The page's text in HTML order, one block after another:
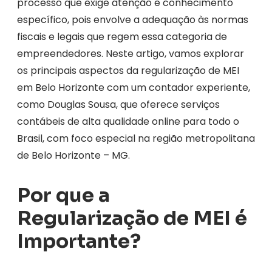
específico, pois envolve a adequação às normas
fiscais e legais que regem essa categoria de
empreendedores. Neste artigo, vamos explorar
os principais aspectos da regularização de MEI
em Belo Horizonte com um contador experiente,
como Douglas Sousa, que oferece serviços
contábeis de alta qualidade online para todo o
Brasil, com foco especial na região metropolitana
de Belo Horizonte – MG.
Por que a
Regularização de MEI é
Importante?